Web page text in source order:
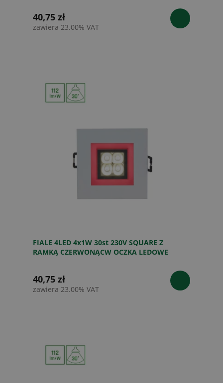
40,75 zł
zawiera 23.00% VAT
FIALE 4LED 4x1W 30st 230V SQUARE Z
RAMKĄ CZERWONĄCW OCZKA LEDOWE
40,75 zł
zawiera 23.00% VAT